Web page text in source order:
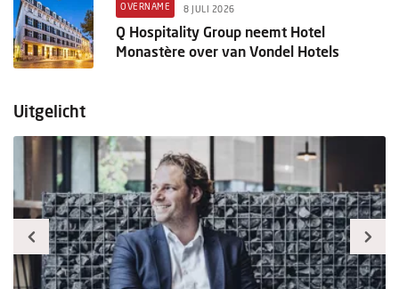
OVERNAME 8 JULI 2026
Q Hospitality Group neemt Hotel
Monastère over van Vondel Hotels
Uitgelicht